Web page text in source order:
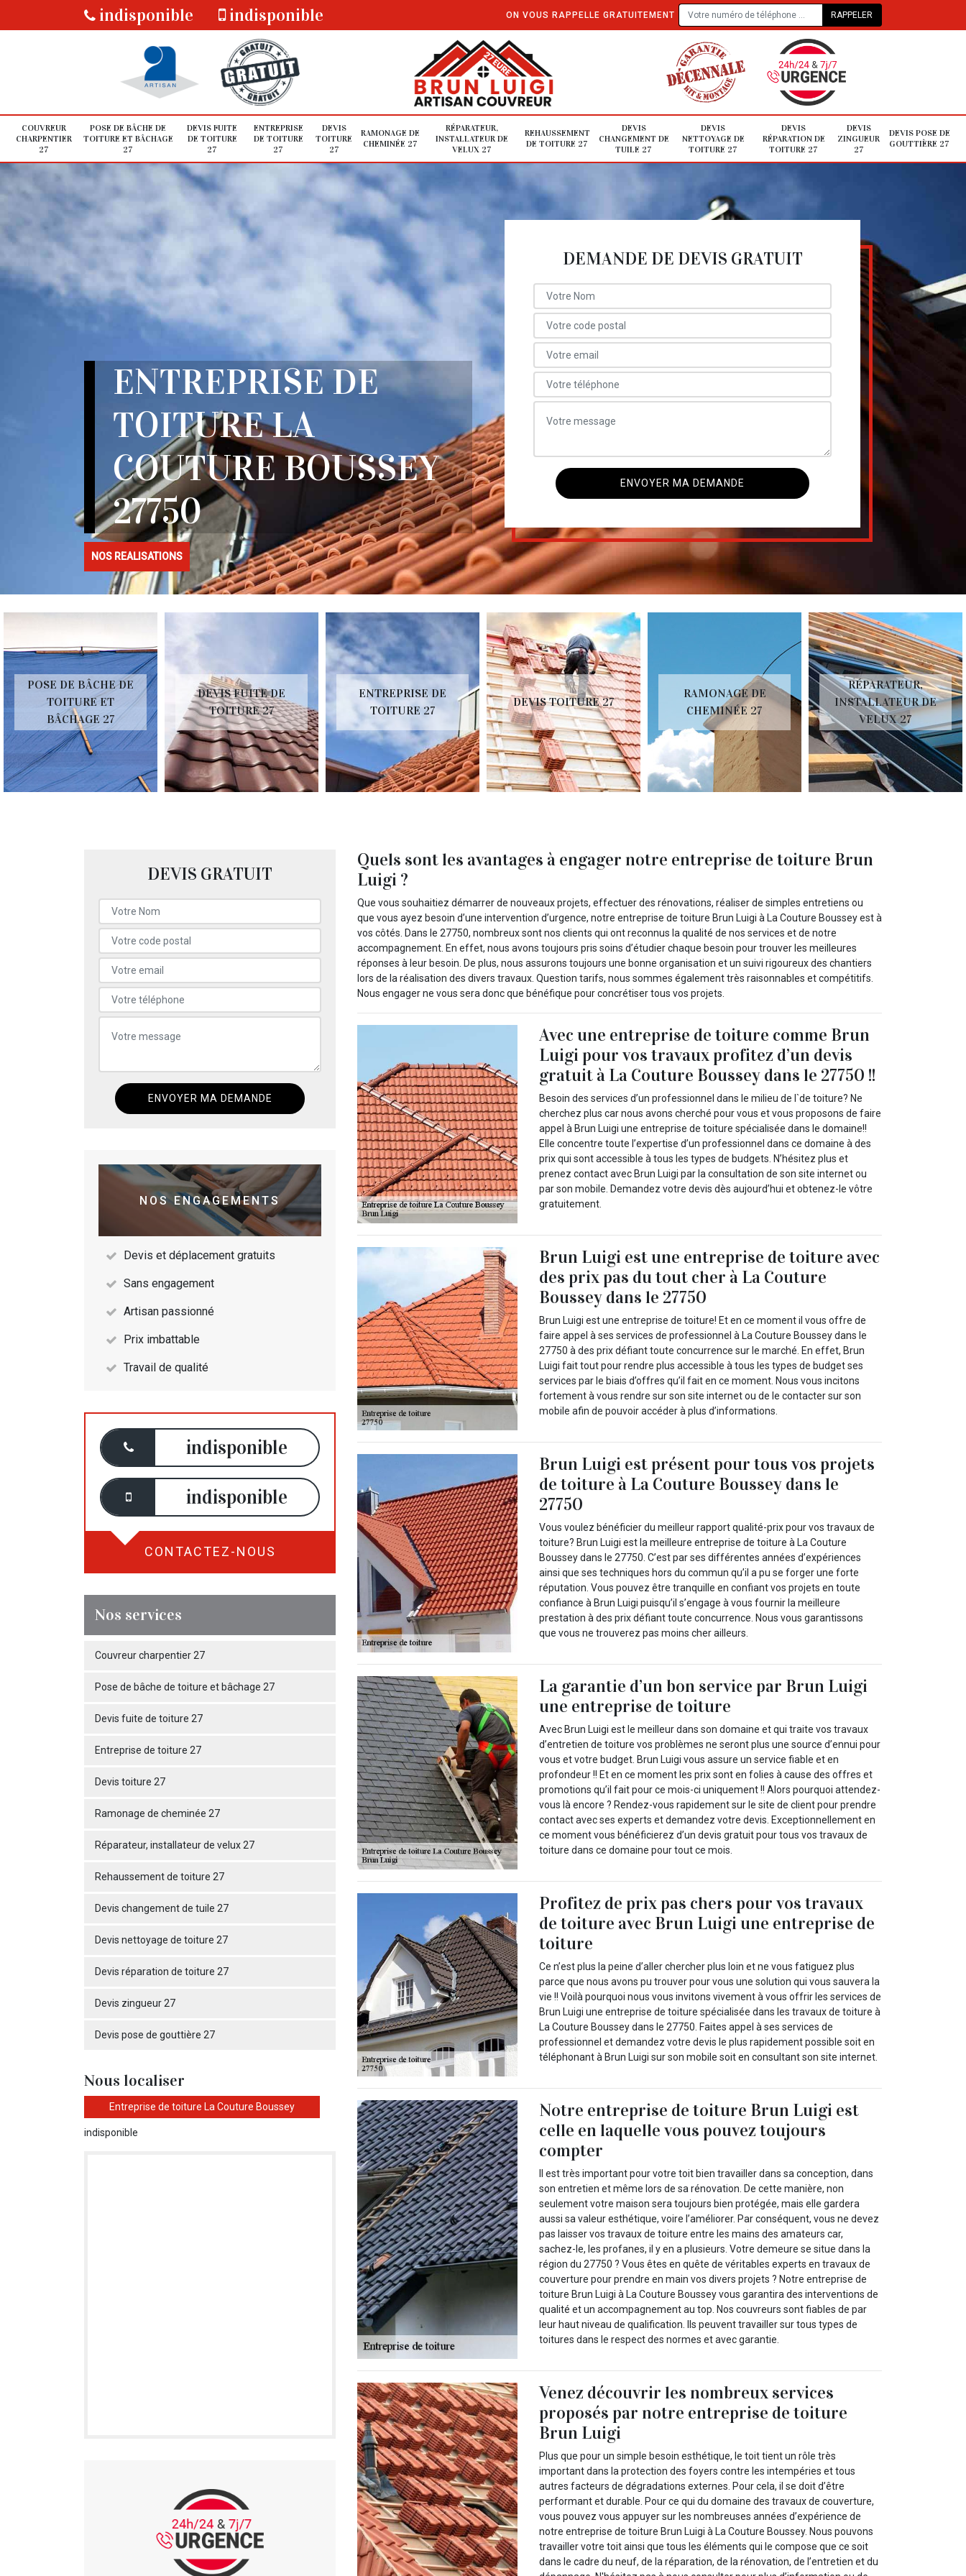
indisponible indisponible ON VOUS RAPPELLE GRATUITEMENT
COUVREUR
CHARPENTIER
27
POSE DE BÂCHE DE
TOITURE ET BÂCHAGE
27
DEVIS FUITE
DE TOITURE
27
ENTREPRISE
DE TOITURE
27
DEVIS
TOITURE
27
RAMONAGE DE
CHEMINÉE 27
RÉPARATEUR,
INSTALLATEUR DE
VELUX 27
REHAUSSEMENT
DE TOITURE 27
DEVIS
CHANGEMENT DE
TUILE 27
DEVIS
NETTOYAGE DE
TOITURE 27
DEVIS
RÉPARATION DE
TOITURE 27
DEVIS
ZINGUEUR
27
DEVIS POSE DE
GOUTTIÈRE 27
ENTREPRISE DE
TOITURE LA
COUTURE BOUSSEY
27750
NOS REALISATIONS
DEMANDE DE DEVIS GRATUIT
POSE DE BÂCHE DE
TOITURE ET
BÂCHAGE 27
DEVIS FUITE DE
TOITURE 27
ENTREPRISE DE
TOITURE 27
DEVIS TOITURE 27
RAMONAGE DE
CHEMINÉE 27
RÉPARATEUR,
INSTALLATEUR DE
VELUX 27
DEVIS GRATUIT
NOS ENGAGEMENTS
Devis et déplacement gratuits
Sans engagement
Artisan passionné
Prix imbattable
Travail de qualité
indisponible
indisponible
CONTACTEZ-NOUS
Nos services
Couvreur charpentier 27
Pose de bâche de toiture et bâchage 27
Devis fuite de toiture 27
Entreprise de toiture 27
Devis toiture 27
Ramonage de cheminée 27
Réparateur, installateur de velux 27
Rehaussement de toiture 27
Devis changement de tuile 27
Devis nettoyage de toiture 27
Devis réparation de toiture 27
Devis zingueur 27
Devis pose de gouttière 27
Nous localiser
Entreprise de toiture La Couture Boussey
indisponible
Quels sont les avantages à engager notre entreprise de toiture Brun
Luigi ?
Que vous souhaitiez démarrer de nouveaux projets, effectuer des rénovations, réaliser de simples entretiens ou
que vous ayez besoin d’une intervention d’urgence, notre entreprise de toiture Brun Luigi à La Couture Boussey est à
vos côtés. Dans le 27750, nombreux sont nos clients qui ont reconnus la qualité de nos services et de notre
accompagnement. En effet, nous avons toujours pris soins d’étudier chaque besoin pour trouver les meilleures
réponses à leur besoin. De plus, nous assurons toujours une bonne organisation et un suivi rigoureux des chantiers
lors de la réalisation des divers travaux. Question tarifs, nous sommes également très raisonnables et compétitifs.
Nous engager ne vous sera donc que bénéfique pour concrétiser tous vos projets.
Avec une entreprise de toiture comme Brun
Luigi pour vos travaux profitez d’un devis
gratuit à La Couture Boussey dans le 27750 !!
Besoin des services d’un professionnel dans le milieu de l`de toiture? Ne
cherchez plus car nous avons cherché pour vous et vous proposons de faire
appel à Brun Luigi une entreprise de toiture spécialisée dans le domaine!!
Elle concentre toute l’expertise d’un professionnel dans ce domaine à des
prix qui sont accessible à tous les types de budgets. N’hésitez plus et
prenez contact avec Brun Luigi par la consultation de son site internet ou
par son mobile. Demandez votre devis dès aujourd’hui et obtenez-le vôtre
gratuitement.
Brun Luigi est une entreprise de toiture avec
des prix pas du tout cher à La Couture
Boussey dans le 27750
Brun Luigi est une entreprise de toiture! Et en ce moment il vous offre de
faire appel à ses services de professionnel à La Couture Boussey dans le
27750 à des prix défiant toute concurrence sur le marché. En effet, Brun
Luigi fait tout pour rendre plus accessible à tous les types de budget ses
services par le biais d’offres qu’il fait en ce moment. Nous vous incitons
fortement à vous rendre sur son site internet ou de le contacter sur son
mobile afin de pouvoir accéder à plus d’informations.
Brun Luigi est présent pour tous vos projets
de toiture à La Couture Boussey dans le
27750
Vous voulez bénéficier du meilleur rapport qualité-prix pour vos travaux de
toiture? Brun Luigi est la meilleure entreprise de toiture à La Couture
Boussey dans le 27750. C’est par ses différentes années d’expériences
ainsi que ses techniques hors du commun qu’il a pu se forger une forte
réputation. Vous pouvez être tranquille en confiant vos projets en toute
confiance à Brun Luigi puisqu’il s’engage à vous fournir la meilleure
prestation à des prix défiant toute concurrence. Nous vous garantissons
que vous ne trouverez pas moins cher ailleurs.
La garantie d’un bon service par Brun Luigi
une entreprise de toiture
Avec Brun Luigi est le meilleur dans son domaine et qui traite vos travaux
d’entretien de toiture vos problèmes ne seront plus une source d’ennui pour
vous et votre budget. Brun Luigi vous assure un service fiable et en
profondeur !! Et en ce moment les prix sont en folies à cause des offres et
promotions qu’il fait pour ce mois-ci uniquement !! Alors pourquoi attendez-
vous là encore ? Rendez-vous rapidement sur le site de client pour prendre
contact avec ses experts et demandez votre devis. Exceptionnellement en
ce moment vous bénéficierez d’un devis gratuit pour tous vos travaux de
toiture dans ce domaine pour tout ce mois.
Profitez de prix pas chers pour vos travaux
de toiture avec Brun Luigi une entreprise de
toiture
Ce n’est plus la peine d’aller chercher plus loin et ne vous fatiguez plus
parce que nous avons pu trouver pour vous une solution qui vous sauvera la
vie !! Voilà pourquoi nous vous invitons vivement à vous offrir les services de
Brun Luigi une entreprise de toiture spécialisée dans les travaux de toiture à
La Couture Boussey dans le 27750. Faites appel à ses services de
professionnel et demandez votre devis le plus rapidement possible soit en
téléphonant à Brun Luigi sur son mobile soit en consultant son site internet.
Notre entreprise de toiture Brun Luigi est
celle en laquelle vous pouvez toujours
compter
Il est très important pour votre toit bien travailler dans sa conception, dans
son entretien et même lors de sa rénovation. De cette manière, non
seulement votre maison sera toujours bien protégée, mais elle gardera
aussi sa valeur esthétique, voire l’améliorer. Par conséquent, vous ne devez
pas laisser vos travaux de toiture entre les mains des amateurs car,
sachez-le, les profanes, il y en a plusieurs. Votre demeure se situe dans la
région du 27750 ? Vous êtes en quête de véritables experts en travaux de
couverture pour prendre en main vos divers projets ? Notre entreprise de
toiture Brun Luigi à La Couture Boussey vous garantira des interventions de
qualité et un accompagnement au top. Nos couvreurs sont fiables de par
leur haut niveau de qualification. Ils peuvent travailler sur tous types de
toitures dans le respect des normes et avec garantie.
Venez découvrir les nombreux services
proposés par notre entreprise de toiture
Brun Luigi
Plus que pour un simple besoin esthétique, le toit tient un rôle très
important dans la protection des foyers contre les intempéries et tous
autres facteurs de dégradations externes. Pour cela, il se doit d’être
performant et durable. Pour ce qui du domaine des travaux de couverture,
vous pouvez vous appuyer sur les nombreuses années d’expérience de
notre entreprise de toiture Brun Luigi à La Couture Boussey. Nous pouvons
travailler votre toit ainsi que tous les éléments qui le compose que ce soit
dans le cadre du neuf, de la réparation, de la rénovation, de l’entretien et du